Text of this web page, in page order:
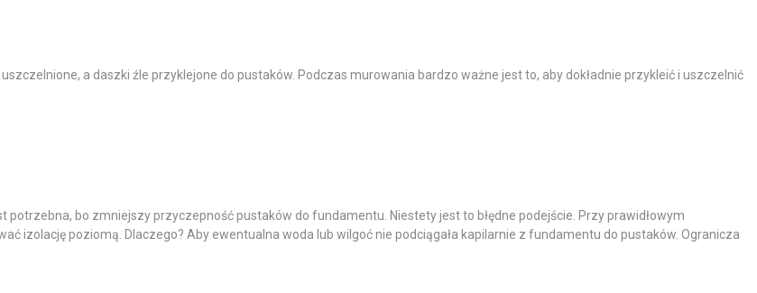
a daszki źle przyklejone do pustaków. Podczas murowania bardzo ważne jest to, aby dokładnie przykleić i uszczelnić
potrzebna, bo zmniejszy przyczepność pustaków do fundamentu. Niestety jest to błędne podejście. Przy prawidłowym
izolację poziomą. Dlaczego? Aby ewentualna woda lub wilgoć nie podciągała kapilarnie z fundamentu do pustaków. Ogranicza